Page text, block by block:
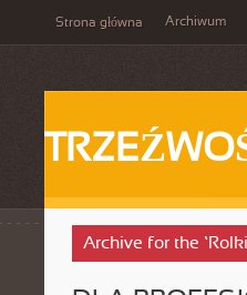
Strona główna Archiwum
Archive for the